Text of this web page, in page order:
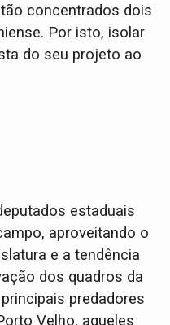
concentrados dois
Por isto, isolar
do seu projeto ao
estaduais
aproveitando o
e a tendência
dos quadros da
predadores
Velho, aqueles